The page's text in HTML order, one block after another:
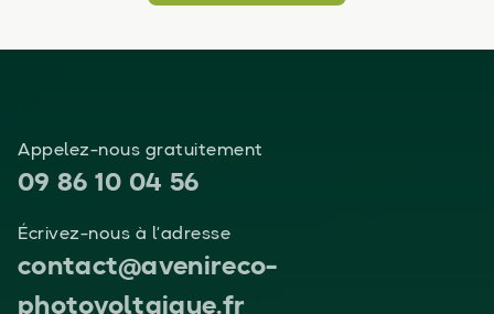
Appelez-nous gratuitement
09 86 10 04 56
Écrivez-nous à l’adresse
contact@avenireco-
photovoltaique.fr